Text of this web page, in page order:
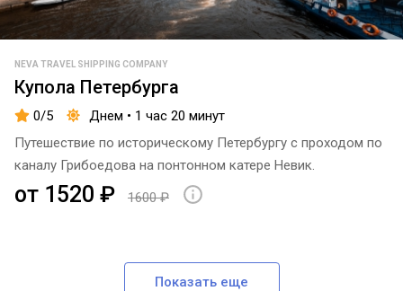
NEVA TRAVEL SHIPPING COMPANY
Купола Петербурга
0/5
Днем • 1 час 20 минут
Путешествие по историческому Петербургу с проходом по
каналу Грибоедова на понтонном катере Невик.
от 1520 ₽ 1600 ₽
Показать еще